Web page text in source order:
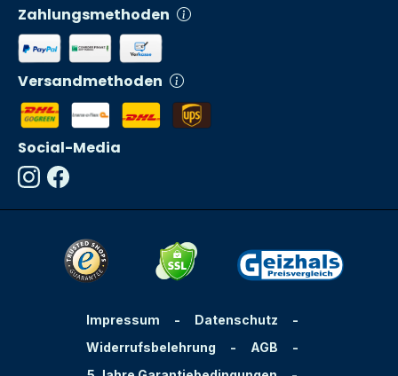
Zahlungsmethoden
Versandmethoden
Social-Media
Impressum - Datenschutz
-
Widerrufsbelehrung
- AGB
-